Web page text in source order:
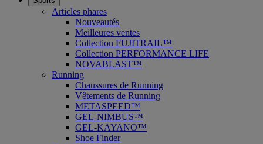
Articles phares
Nouveautés
Meilleures ventes
Collection FUJITRAIL™
Collection PERFORMANCE LIFE
NOVABLAST™
Running
Chaussures de Running
Vêtements de Running
METASPEED™
GEL-NIMBUS™
GEL-KAYANO™
Shoe Finder